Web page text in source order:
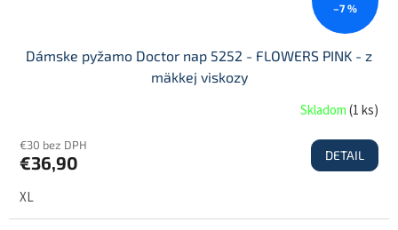
–7 %
Dámske pyžamo Doctor nap 5252 - FLOWERS PINK - z
mäkkej viskozy
Skladom(1 ks)
€30 bez DPH
€36,90 DETAIL
XL